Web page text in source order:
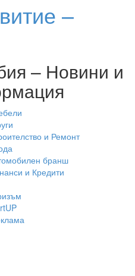
–
– Новини и
и Ремонт
бранш
и Кредити